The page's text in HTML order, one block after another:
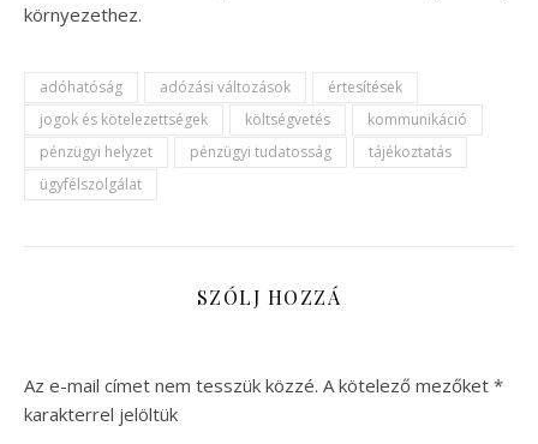
környezethez.
adóhatóság adózási változások
értesítések
jogok és kötelezettségek
költségvetés
kommunikáció
pénzügyi helyzet
pénzügyi tudatosság
tájékoztatás
ügyfélszolgálat
SZÓLJ HOZZÁ
Az e-mail címet nem tesszük közzé. A kötelező mezőket *
karakterrel jelöltük